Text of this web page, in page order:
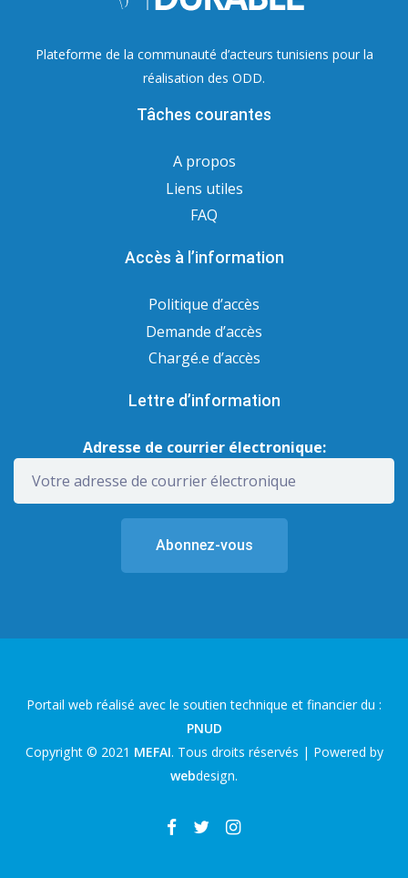
Plateforme de la communauté d’acteurs tunisiens pour la
réalisation des ODD.
Tâches courantes
A propos
Liens utiles
FAQ
Accès à l’information
Politique d’accès
Demande d’accès
Chargé.e d’accès
Lettre d’information
Adresse de courrier électronique:
Portail web réalisé avec le soutien technique et financier du :
PNUD
Copyright © 2021 MEFAI. Tous droits réservés | Powered by
webdesign.